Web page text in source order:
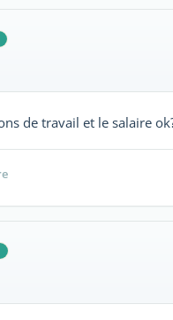
de travail et le salaire